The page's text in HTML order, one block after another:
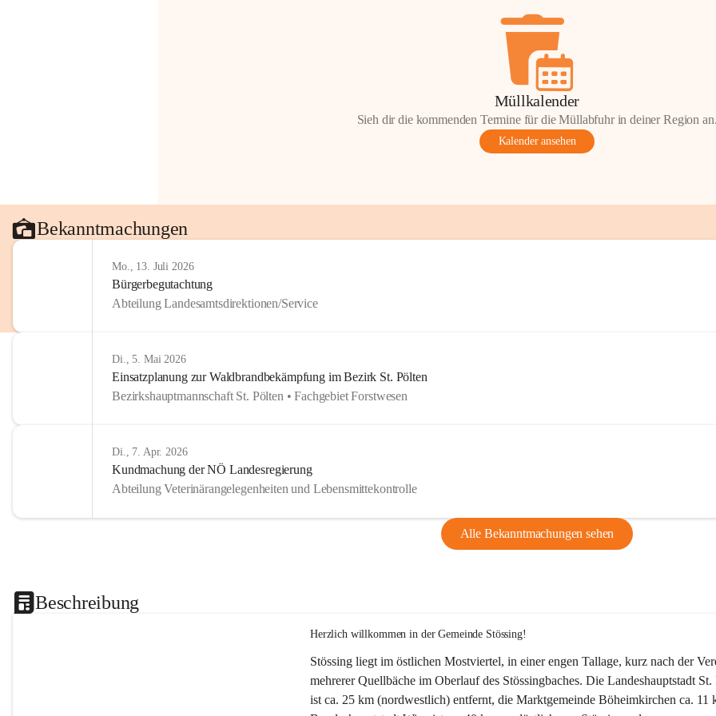
Müllkalender
Sieh dir die kommenden Termine für die Müllabfuhr in deiner Region
Kalender ansehen
Bekanntmachungen
Mo., 13. Juli 2026
Bürgerbegutachtung
Abteilung Landesamtsdirektionen/Service
Di., 5. Mai 2026
Einsatzplanung zur Waldbrandbekämpfung im Bezirk St. Pölten
Bezirkshauptmannschaft St. Pölten • Fachgebiet Forstwesen
Di., 7. Apr. 2026
Kundmachung der NÖ Landesregierung
Abteilung Veterinärangelegenheiten und Lebensmittekontrolle
Alle Bekanntmachungen sehen
Beschreibung
Herzlich willkommen in der Gemeinde Stössing!
Stössing liegt im östlichen Mostviertel, in einer engen Tallage, kurz nach der
mehrerer Quellbäche im Oberlauf des Stössingbaches. Die Landeshauptstadt
ist ca. 25 km (nordwestlich) entfernt, die Marktgemeinde Böheimkirchen ca.